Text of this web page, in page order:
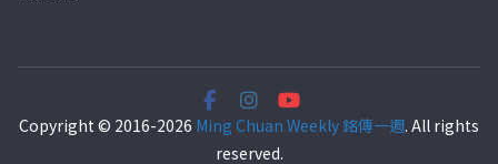
Copyright © 2016-2026 Ming Chuan Weekly 銘傳一週. All rights
reserved.